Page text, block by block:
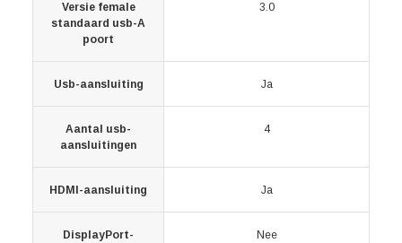
Versie female
standaard usb-A
poort
3.0
Usb-aansluiting Ja
Aantal usb-
aansluitingen
4
HDMI-aansluiting Ja
DisplayPort-
Nee